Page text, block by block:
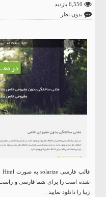
بدون نظر
شده است را برای شما فارسی و راست
زیبا را دانلود نمایید .